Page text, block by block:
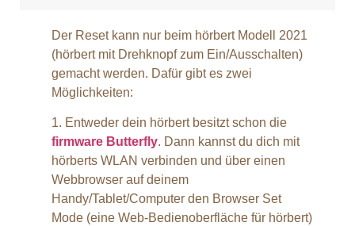
Der Reset kann nur beim hörbert Modell 2021
(hörbert mit Drehknopf zum Ein/Ausschalten)
gemacht werden. Dafür gibt es zwei
Möglichkeiten:
1. Entweder dein hörbert besitzt schon die
firmware Butterfly. Dann kannst du dich mit
hörberts WLAN verbinden und über einen
Webbrowser auf deinem
Handy/Tablet/Computer den Browser Set
Mode (eine Web-Bedienoberfläche für hörbert)